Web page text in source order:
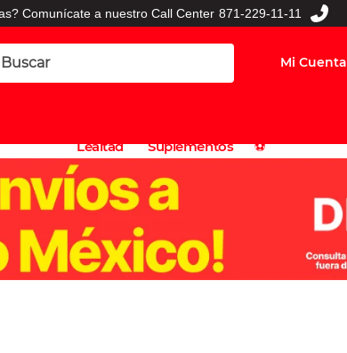
Comunícate a nuestro Call Center 871-229-11-11
Mi Cuenta
Lealtad
Suplementos
⚽️